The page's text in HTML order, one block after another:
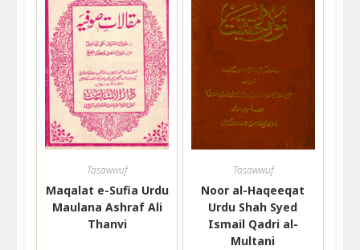
Tasawwuf
Maqalat e-Sufia Urdu
Maulana Ashraf Ali
Thanvi
Tasawwuf
Noor al-Haqeeqat
Urdu Shah Syed
Ismail Qadri al-
Multani